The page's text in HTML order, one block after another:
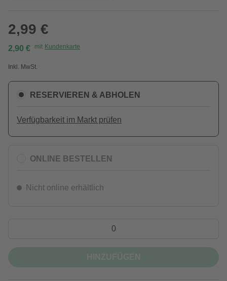
2,99 €
2,90 € mit Kundenkarte
Inkl. MwSt.
RESERVIEREN & ABHOLEN
Verfügbarkeit im Markt prüfen
ONLINE BESTELLEN
Nicht online erhältlich